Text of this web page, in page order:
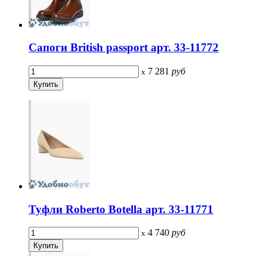
Сапоги British passport арт. 33-11772
x 7 281 руб
Туфли Roberto Botella арт. 33-11771
x 4 740 руб